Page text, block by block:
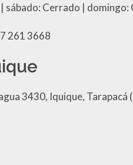
sábado: Cerrado | domingo:
261 3668
3430, Iquique, Tarapacá (